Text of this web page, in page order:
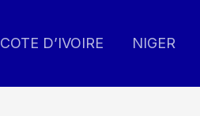
COTE D’IVOIRE NIGER